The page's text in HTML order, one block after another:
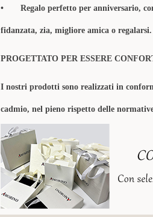
• Regalo perfetto per anniversario,
fidanzata, zia, migliore amica o regalarsi.
PROGETTATO PER ESSERE
I nostri prodotti sono realizzati in
cadmio, nel pieno rispetto delle